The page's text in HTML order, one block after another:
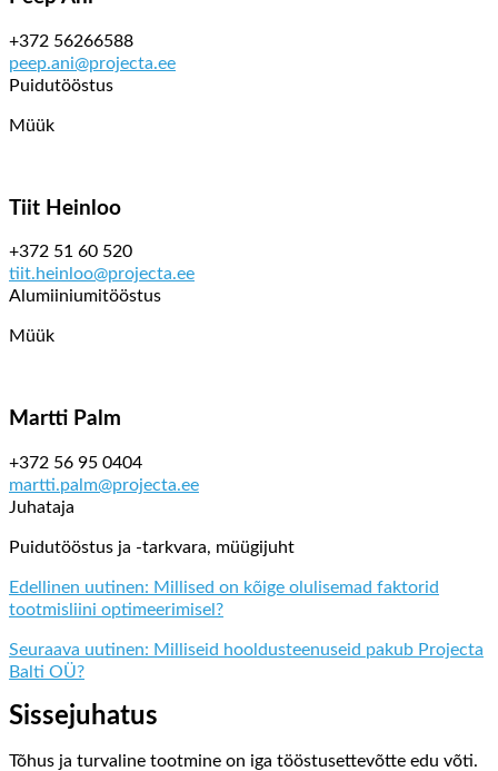
+372 56266588
peep.ani@projecta.ee
Puidutööstus
Müük
Tiit Heinloo
+372 51 60 520
tiit.heinloo@projecta.ee
Alumiiniumitööstus
Müük
Martti Palm
+372 56 95 0404
martti.palm@projecta.ee
Juhataja
Puidutööstus ja -tarkvara, müügijuht
Edellinen uutinen: Millised on kõige olulisemad faktorid
tootmisliini optimeerimisel?
Seuraava uutinen: Milliseid hooldusteenuseid pakub Projecta
Balti OÜ?
Sissejuhatus
Tõhus ja turvaline tootmine on iga tööstusettevõtte edu võti.